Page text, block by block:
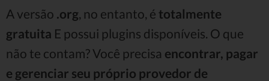
A versão .org , no entanto, é totalmente
gratuita E possui plugins disponíveis. O que
não te contam? Você precisa encontrar, pagar
e gerenciar seu próprio provedor de